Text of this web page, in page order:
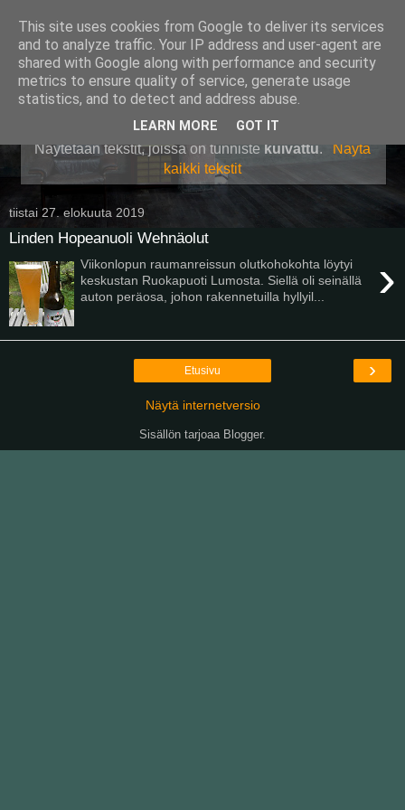
Pullollinen
Näytetään tekstit, joissa on tunniste kuivattu.
Näytä
kaikki tekstit
tiistai 27. elokuuta 2019
Linden Hopeanuoli Wehnäolut
›
Viikonlopun raumanreissun olutkohokohta löytyi
keskustan Ruokapuoti Lumosta. Siellä oli seinällä
auton peräosa, johon rakennetuilla hyllyil...
›
Etusivu
Näytä internetversio
Sisällön tarjoaa Blogger.
This site uses cookies from Google to deliver its services
and to analyze traffic. Your IP address and user-agent are
shared with Google along with performance and security
metrics to ensure quality of service, generate usage
statistics, and to detect and address abuse.
LEARN MORE GOT IT